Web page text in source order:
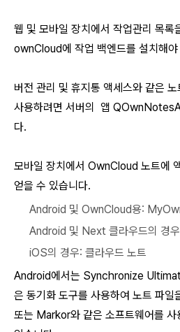
웹 및 모바일 장치에서 작업관리 목
ownCloud에 작업 백엔드를 설치해야
버전 관리 및 휴지통 액세스와 같은 노
사용하려면 서버의 앱
다.
모바일 장치에서 OwnCloud 노트에
얻을 수 있습니다.
Android 및 OwnCloud용:
Android 및 Next 클라우드의 경
iOS의 경우: 클라우드 노트
Android에서는 Synchronize
은 동기화 도구를 사용하여 노트 파
또는 Markor와 같은 소프트웨어를 사